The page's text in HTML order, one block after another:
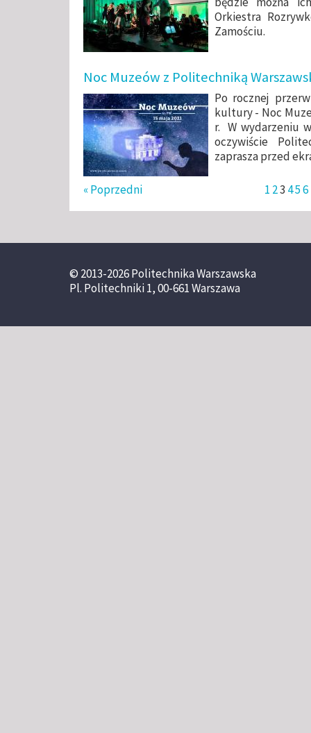
Orkiestra
Zamościu.
Noc Muzeów z Politechniką
Po rocznej
kultury - Noc
r. W wydarzeniu
oczywiście
zaprasza przed
« Poprzedni 1 23 456
© 2013-2026 Politechnika Warszawska
Pl. Politechniki 1, 00-661 Warszawa